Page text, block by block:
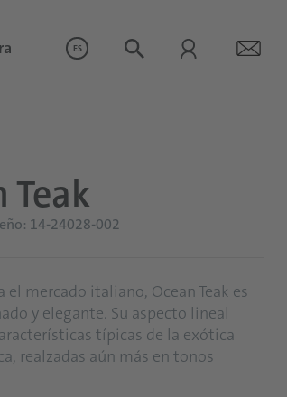
ES
Teak
14-24028-002
el mercado italiano, Ocean Teak es
y elegante. Su aspecto lineal
típicas de la exótica
realzadas aún más en tonos